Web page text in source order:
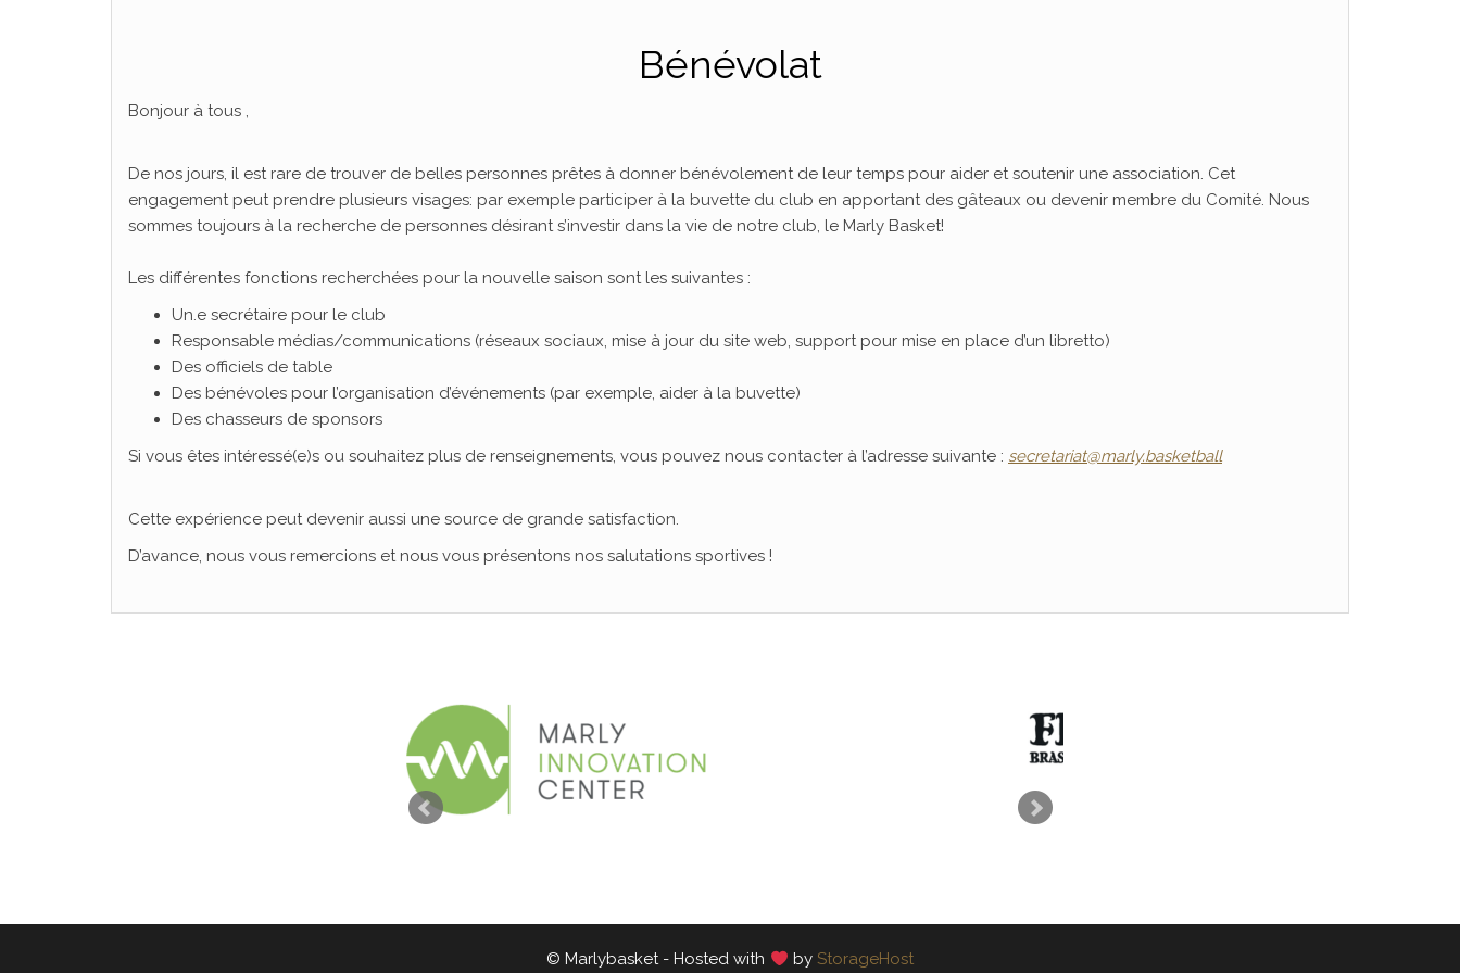
Bénévolat
Bonjour à tous ,
De nos jours, il est rare de trouver de belles personnes prêtes à donner bénévolement de leur temps pour aider et soutenir une association. Cet
engagement peut prendre plusieurs visages: par exemple participer à la buvette du club en apportant des gâteaux ou devenir membre du Comité. Nous
sommes toujours à la recherche de personnes désirant s’investir dans la vie de notre club, le Marly Basket!
Les différentes fonctions recherchées pour la nouvelle saison sont les suivantes :
Un.e secrétaire pour le club
Responsable médias/communications (réseaux sociaux, mise à jour du site web, support pour mise en place d’un libretto)
Des officiels de table
Des bénévoles pour l’organisation d’événements (par exemple, aider à la buvette)
Des chasseurs de sponsors
Si vous êtes intéressé(e)s ou souhaitez plus de renseignements, vous pouvez nous contacter à l’adresse suivante : secretariat@marly.basketball
Cette expérience peut devenir aussi une source de grande satisfaction.
D’avance, nous vous remercions et nous vous présentons nos salutations sportives !
© Marlybasket - Hosted with by StorageHost